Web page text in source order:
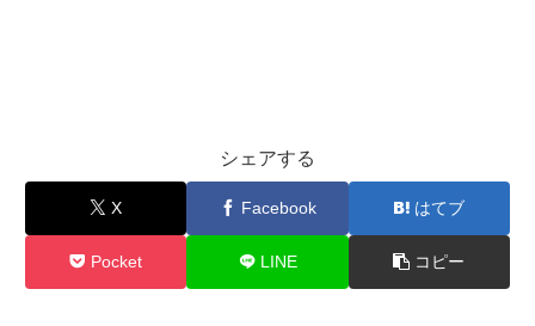
シェアする
X Facebook はてブ
Pocket LINE コピー